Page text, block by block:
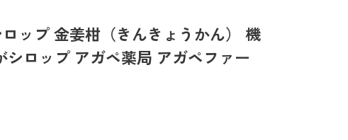
ップ 金姜柑（きんきょうかん） 機
ロップ アガペ薬局 アガペファー